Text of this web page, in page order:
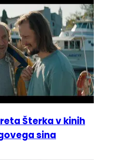
Šterka v kinih
sina